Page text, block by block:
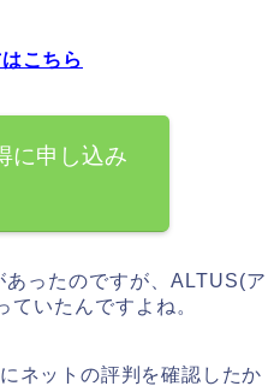
こちら
に申し込み
ったのですが、ALTUS(ア
いたんですよね。
ネットの評判を確認したか